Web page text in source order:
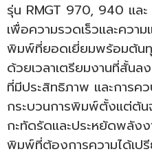
รุ่น RMGT 970, 940 แล
เพื่อความรวดเร็วและคว
พิมพ์ที่ยอดเยี่ยมพร้อมต้นทุ
ด้วยเวลาเตรียมงานที่สั้นล
ที่มีประสิทธิภาพ และการ
กระบวนการพิมพ์ตั้งแต่ต้
กะทัดรัดและประหยัดพลังง
พิมพ์ที่ต้องการความได้เป